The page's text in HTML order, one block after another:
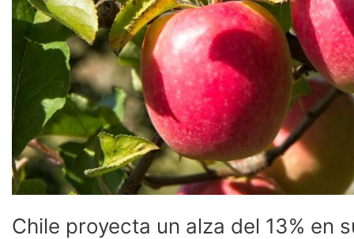
Chile proyecta un alza del 13% en